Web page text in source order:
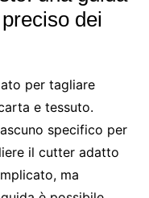
dei
per tagliare
e tessuto.
specifico per
il cutter adatto
ma